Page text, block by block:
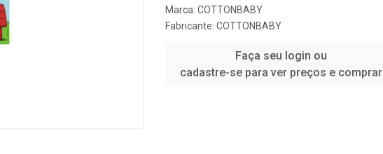
Marca: COTTONBABY
Fabricante: COTTONBABY
Faça seu login ou
cadastre-se para ver preços e comprar